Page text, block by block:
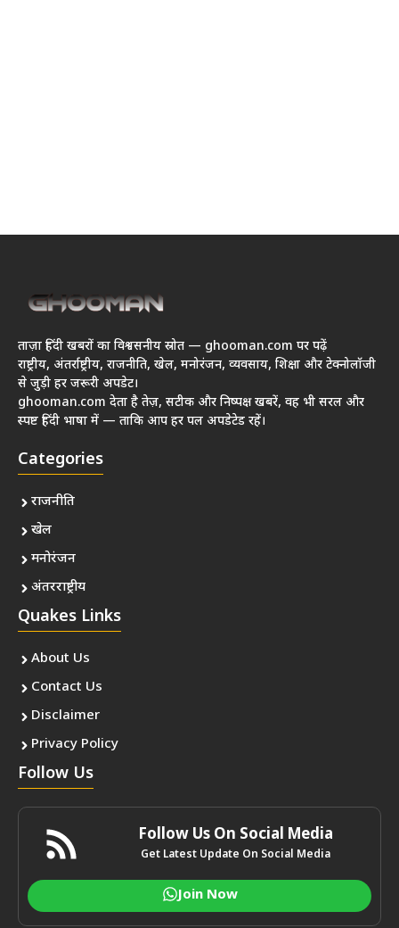
ताज़ा हिंदी खबरों का विश्वसनीय स्रोत — ghooman.com पर पढ़ें
राष्ट्रीय, अंतर्राष्ट्रीय, राजनीति, खेल, मनोरंजन, व्यवसाय, शिक्षा और टेक्नोलॉजी
से जुड़ी हर जरूरी अपडेट।
ghooman.com देता है तेज़, सटीक और निष्पक्ष खबरें, वह भी सरल और
स्पष्ट हिंदी भाषा में — ताकि आप हर पल अपडेटेड रहें।
Categories
राजनीति
खेल
मनोरंजन
अंतरराष्ट्रीय
Quakes Links
About Us
Contact Us
Disclaimer
Privacy Policy
Follow Us
Follow Us On Social Media
Get Latest Update On Social Media
Join Now